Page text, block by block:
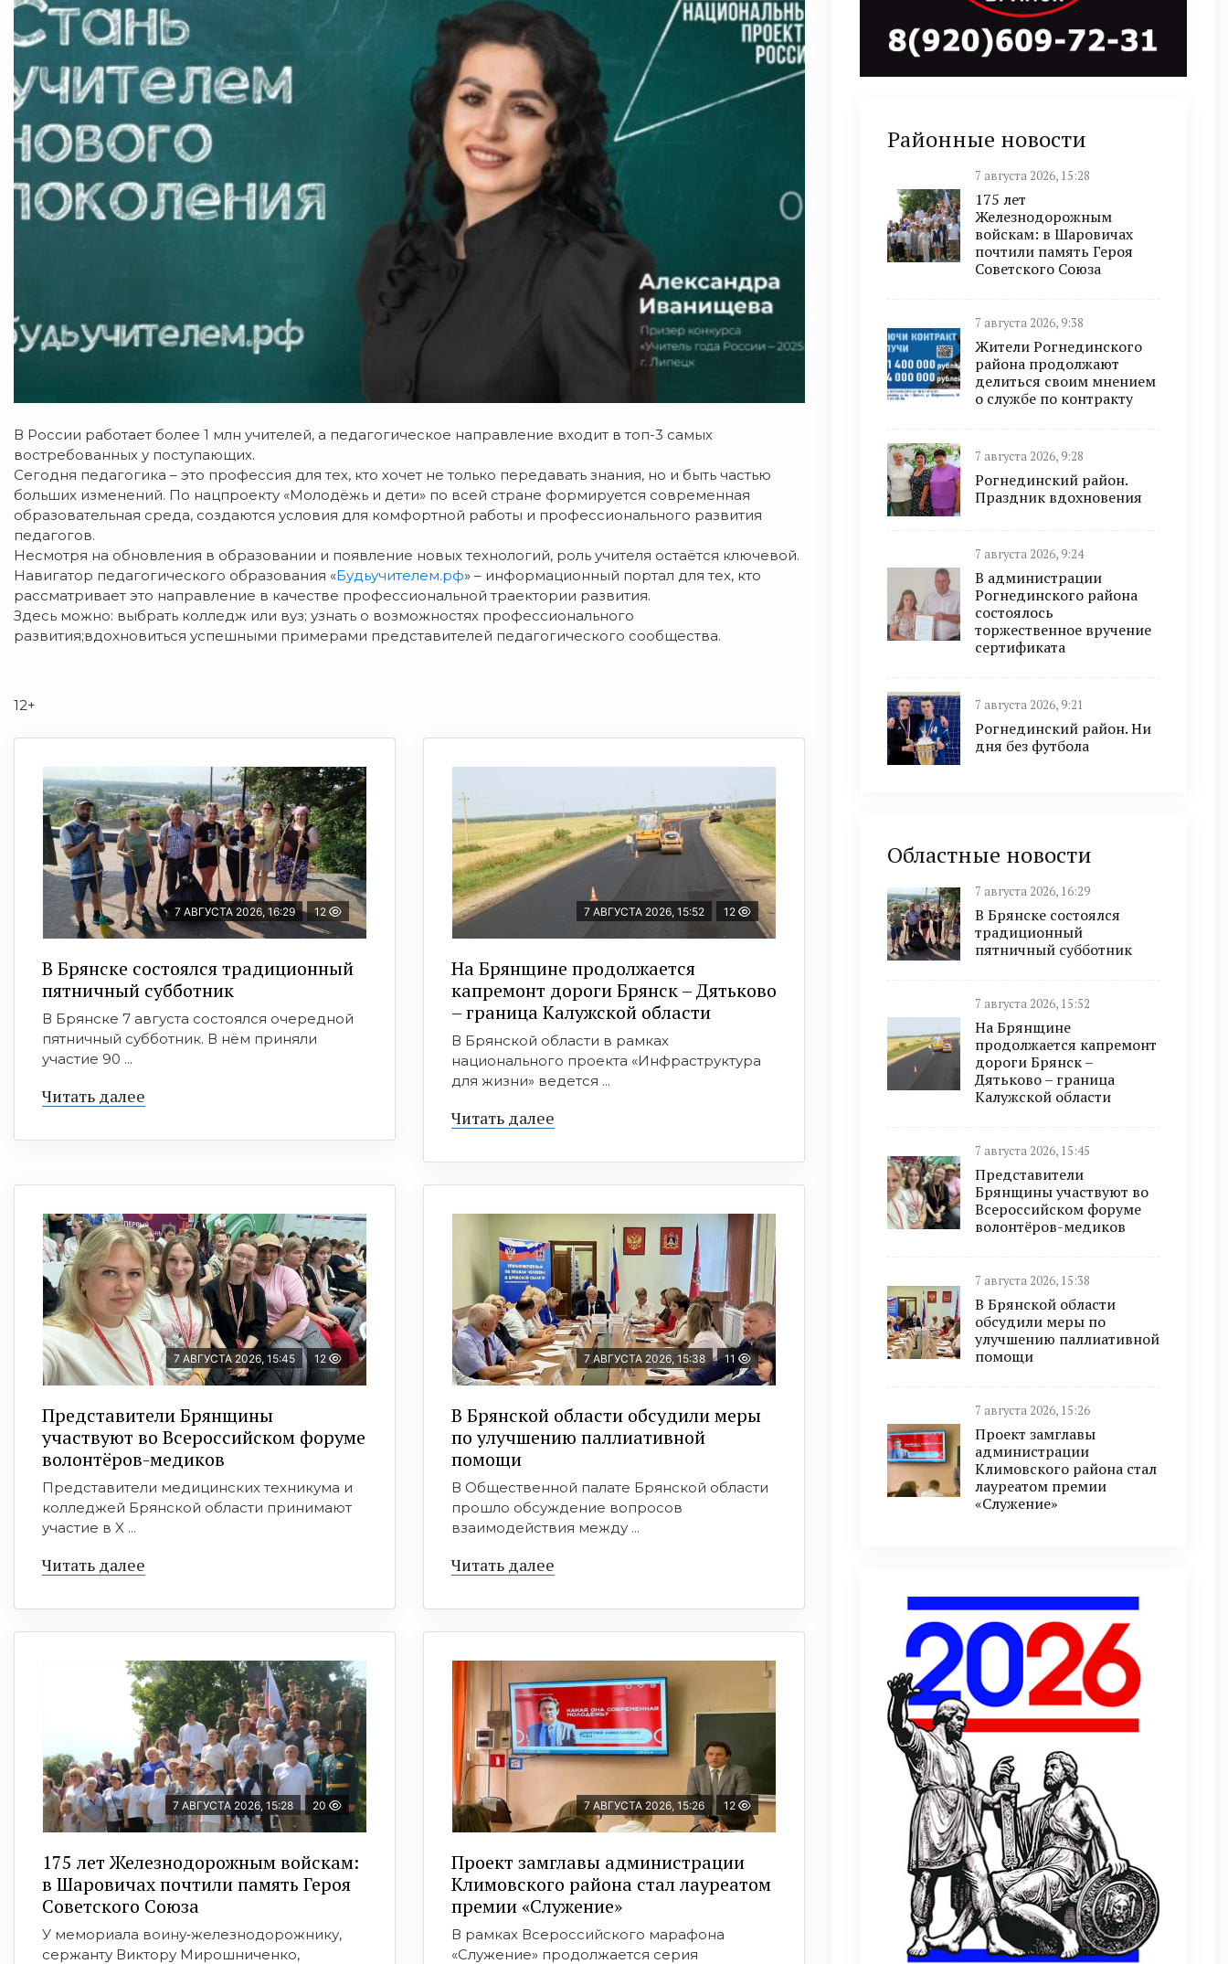
В России работает более 1 млн учителей, а педагогическое направление входит в топ-3 самых
востребованных у поступающих.
Сегодня педагогика – это профессия для тех, кто хочет не только передавать знания, но и быть частью
больших изменений. По нацпроекту «Молодёжь и дети» по всей стране формируется современная
образовательная среда, создаются условия для комфортной работы и профессионального развития
педагогов.
Несмотря на обновления в образовании и появление новых технологий, роль учителя остаётся ключевой.
Навигатор педагогического образования «Будьучителем.рф» – информационный портал для тех, кто
рассматривает это направление в качестве профессиональной траектории развития.
Здесь можно: выбрать колледж или вуз; узнать о возможностях профессионального
развития;вдохновиться успешными примерами представителей педагогического сообщества.
12+
7 АВГУСТА 2026, 16:29 12
В Брянске состоялся традиционный
пятничный субботник
В Брянске 7 августа состоялся очередной
пятничный субботник. В нём приняли
участие 90 ...
Читать далее
7 АВГУСТА 2026, 15:52 12
На Брянщине продолжается
капремонт дороги Брянск – Дятьково
– граница Калужской области
В Брянской области в рамках
национального проекта «Инфраструктура
для жизни» ведется ...
Читать далее
7 АВГУСТА 2026, 15:45 12
Представители Брянщины
участвуют во Всероссийском форуме
волонтёров-медиков
Представители медицинских техникума и
колледжей Брянской области принимают
участие в X ...
Читать далее
7 АВГУСТА 2026, 15:38 11
В Брянской области обсудили меры
по улучшению паллиативной
помощи
В Общественной палате Брянской области
прошло обсуждение вопросов
взаимодействия между ...
Читать далее
7 АВГУСТА 2026, 15:28 20
175 лет Железнодорожным войскам:
в Шаровичах почтили память Героя
Советского Союза
У мемориала воину‑железнодорожнику,
сержанту Виктору Мирошниченко,
7 АВГУСТА 2026, 15:26 12
Проект замглавы администрации
Климовского района стал лауреатом
премии «Служение»
В рамках Всероссийского марафона
«Служение» продолжается серия
Районные новости
7 августа 2026, 15:28
175 лет
Железнодорожным
войскам: в Шаровичах
почтили память Героя
Советского Союза
7 августа 2026, 9:38
Жители Рогнединского
района продолжают
делиться своим мнением
о службе по контракту
7 августа 2026, 9:28
Рогнединский район.
Праздник вдохновения
7 августа 2026, 9:24
В администрации
Рогнединского района
состоялось
торжественное вручение
сертификата
7 августа 2026, 9:21
Рогнединский район. Ни
дня без футбола
Областные новости
7 августа 2026, 16:29
В Брянске состоялся
традиционный
пятничный субботник
7 августа 2026, 15:52
На Брянщине
продолжается капремонт
дороги Брянск –
Дятьково – граница
Калужской области
7 августа 2026, 15:45
Представители
Брянщины участвуют во
Всероссийском форуме
волонтёров-медиков
7 августа 2026, 15:38
В Брянской области
обсудили меры по
улучшению паллиативной
помощи
7 августа 2026, 15:26
Проект замглавы
администрации
Климовского района стал
лауреатом премии
«Служение»